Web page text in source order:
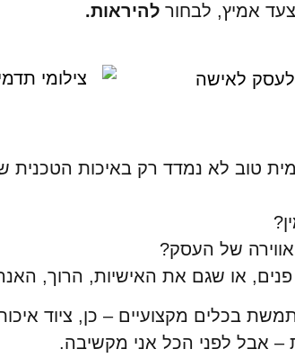
אמיץ, לבחור להיראות.
טוב לא נמדד רק באיכות
של העסק?
או שגם את האישיות, הרוך,
בכלים מקצועיים – כן, ציוד
– אבל לפני הכל אני מקשיבה.